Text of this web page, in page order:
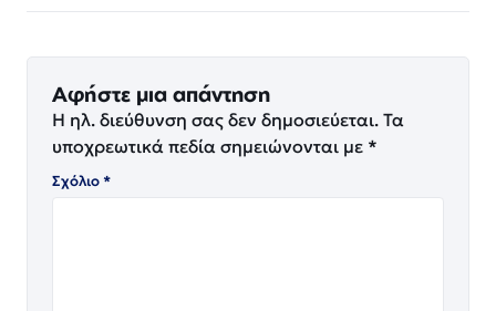
Αφήστε μια απάντηση
Η ηλ. διεύθυνση σας δεν δημοσιεύεται. Τα
υποχρεωτικά πεδία σημειώνονται με *
Σχόλιο*